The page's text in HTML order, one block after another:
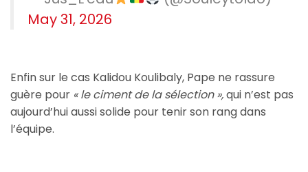
May 31, 2026
Enfin sur le cas Kalidou Koulibaly, Pape ne rassure
guère pour « le ciment de la sélection »,qui n’est pas
aujourd’hui aussi solide pour tenir son rang dans
l’équipe.